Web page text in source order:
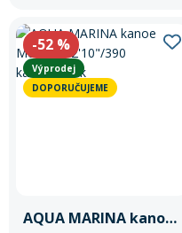
-52 %
Výprodej
DOPORUČUJEME
AQUA MARINA kanoe Memba 12'10"/390 kanoe/kajak